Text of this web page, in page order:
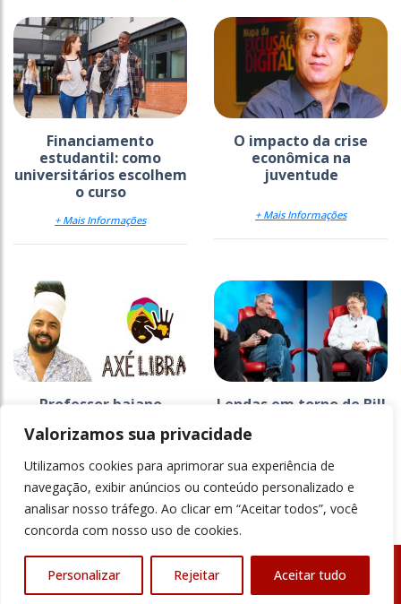
Valorizamos sua privacidade
Utilizamos cookies para aprimorar sua experiência de
navegação, exibir anúncios ou conteúdo personalizado e
analisar nosso tráfego. Ao clicar em “Aceitar todos”, você
concorda com nosso uso de cookies.
Personalizar Rejeitar Aceitar tudo
Financiamento
estudantil: como
universitários escolhem
o curso
+ Mais Informações
O impacto da crise
econômica na
juventude
+ Mais Informações
Professor baiano
para a Libras e a
+ Mais Informações
Lendas em torno de Bill
precisam ser superadas
+ Mais Informações
© Revista Ensino Superior - Todos os direitos reservados